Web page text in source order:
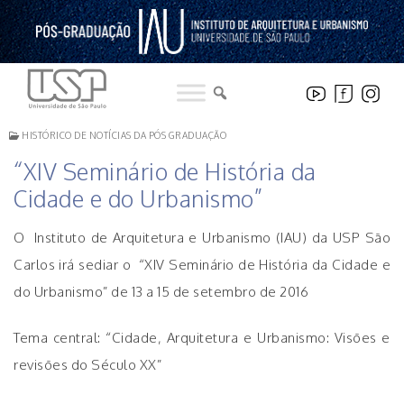
Pular
para
o
conteúdo
HISTÓRICO DE NOTÍCIAS DA PÓS GRADUAÇÃO
“XIV Seminário de História da
Cidade e do Urbanismo”
O Instituto de Arquitetura e Urbanismo (IAU) da USP São
Carlos irá sediar o “XIV Seminário de História da Cidade e
do Urbanismo” de 13 a 15 de setembro de 2016
Tema central: “Cidade, Arquitetura e Urbanismo: Visões e
revisões do Século XX”